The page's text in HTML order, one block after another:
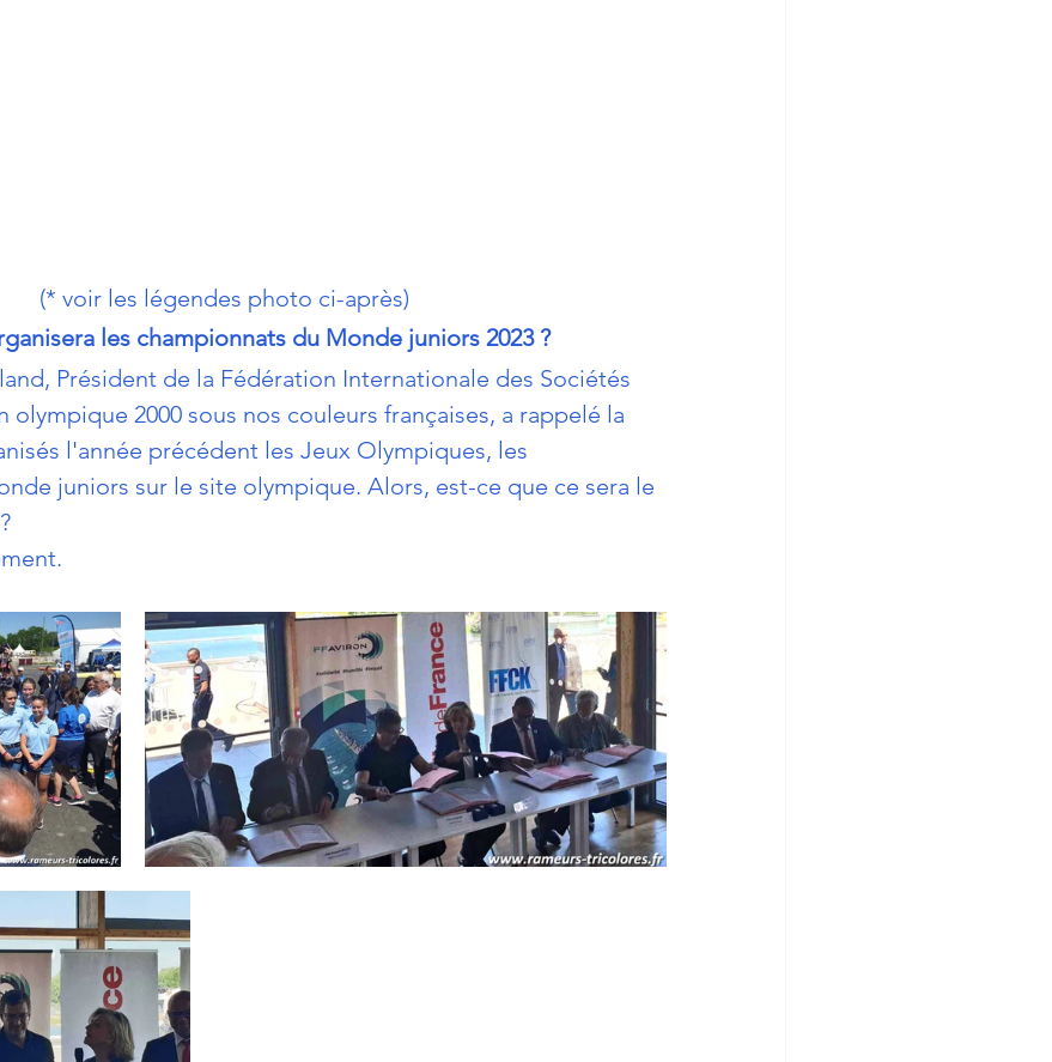
(* voir les légendes photo ci-après)
les championnats du Monde juniors 2023 ?
Président de la Fédération Internationale des Sociétés
2000 sous nos couleurs françaises, a rappelé la
l'année précédent les Jeux Olympiques, les
juniors sur le site olympique. Alors, est-ce que ce sera le
?